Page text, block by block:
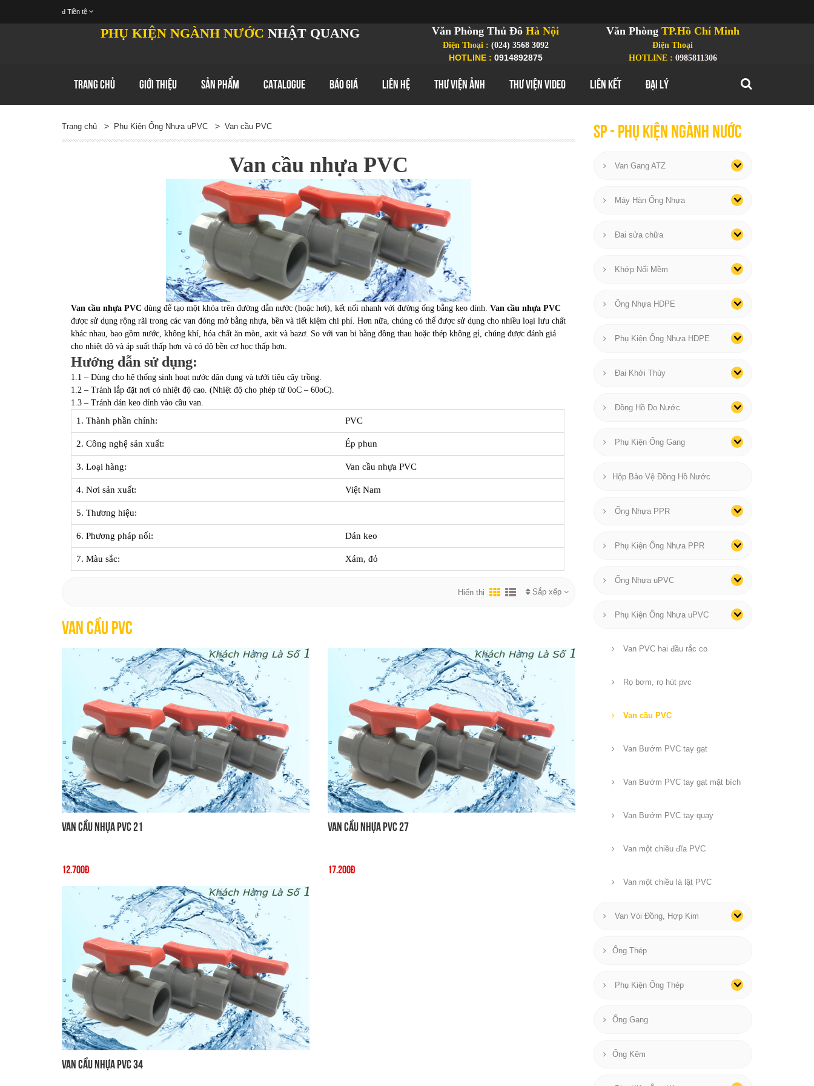
đ Tiền tệ
PHỤ KIỆN NGÀNH NƯỚC NHẬT QUANG Văn Phòng Thủ ĐôHà Nội
Điện Thoại : (024) 3568 3092
HOTLINE : 0914892875
Văn Phòng TP.Hồ Chí Minh
Điện Thoại
HOTLINE : 0985811306
TRANG CHỦ GIỚI THIỆU SẢN PHẨM CATALOGUE BÁO GIÁ LIÊN HỆ THƯ VIỆN ẢNH THƯ VIỆN VIDEO LIÊN KẾT ĐẠI LÝ
Trang chủ > Phụ Kiện Ống Nhựa uPVC > Van cầu PVC
Van cầu nhựa PVC
Van cầu nhựa PVC dùng để tạo một khóa trên đường dẫn nước (hoặc hơi), kết nối nhanh với đường ống bằng keo dính. Van cầu nhựa PVC
được sử dụng rộng rãi trong các van đóng mở bằng nhựa, bền và tiết kiệm chi phí. Hơn nữa, chúng có thể được sử dụng cho nhiều loại lưu chất
khác nhau, bao gồm nước, không khí, hóa chất ăn mòn, axit và bazơ. So với van bi bằng đồng thau hoặc thép không gỉ, chúng được đánh giá
cho nhiệt độ và áp suất thấp hơn và có độ bền cơ học thấp hơn.
Hướng dẫn sử dụng:
1.1 – Dùng cho hệ thống sinh hoạt nước dân dụng và tưới tiêu cây trồng.
1.2 – Tránh lắp đặt nơi có nhiệt độ cao. (Nhiệt độ cho phép từ 0oC – 60oC).
1.3 – Tránh dán keo dính vào cầu van.
1. Thành phần chính: PVC
2. Công nghệ sản xuất: Ép phun
3. Loại hàng: Van cầu nhựa PVC
4. Nơi sản xuất: Việt Nam
5. Thương hiệu:
6. Phương pháp nối: Dán keo
7. Màu sắc: Xám, đỏ
Sắp xếp
Hiển thị
Van cầu PVC
Van cầu nhựa PVC 21
12.700đ
Van cầu nhựa PVC 27
17.200đ
Van cầu nhựa PVC 34
SP - phụ kiện ngành nước
Van Gang ATZ
Máy Hàn Ống Nhựa
Đai sửa chữa
Khớp Nối Mềm
Ống Nhựa HDPE
Phụ Kiện Ống Nhựa HDPE
Đai Khởi Thủy
Đồng Hồ Đo Nước
Phụ Kiện Ống Gang
Hộp Bảo Vệ Đồng Hồ Nước
Ống Nhựa PPR
Phụ Kiện Ống Nhựa PPR
Ống Nhựa uPVC
Phụ Kiện Ống Nhựa uPVC
Van PVC hai đầu rắc co
Rọ bơm, rọ hút pvc
Van cầu PVC
Van Bướm PVC tay gạt
Van Bướm PVC tay gạt mặt bích
Van Bướm PVC tay quay
Van một chiều đĩa PVC
Van một chiều lá lật PVC
Van Vòi Đồng, Hợp Kim
Ống Thép
Phụ Kiện Ống Thép
Ống Gang
Ống Kẽm